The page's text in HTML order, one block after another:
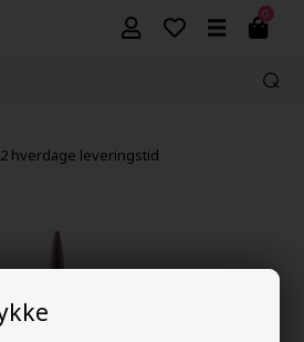
0
hverdage leveringstid